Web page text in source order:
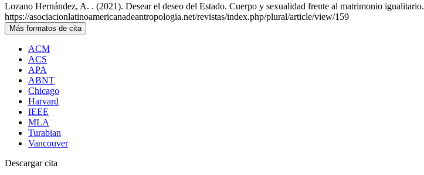
Lozano Hernández, A. . (2021). Desear el deseo del Estado. Cuerpo y sexualidad frente al matrimonio igualitario.
https://asociacionlatinoamericanadeantropologia.net/revistas/index.php/plural/article/view/159
Más formatos de cita
ACM
ACS
APA
ABNT
Chicago
Harvard
IEEE
MLA
Turabian
Vancouver
Descargar cita